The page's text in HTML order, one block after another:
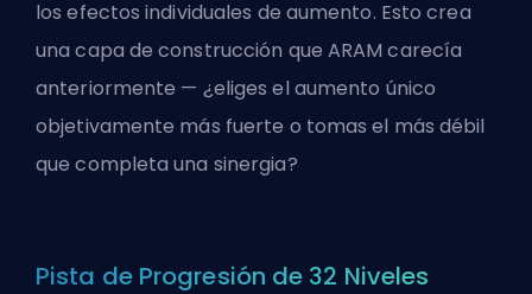
los efectos individuales de aumento. Esto crea
una capa de construcción que ARAM carecía
anteriormente — ¿eliges el aumento único
objetivamente más fuerte o tomas el más débil
que completa una sinergia?
Pista de Progresión de 32 Niveles